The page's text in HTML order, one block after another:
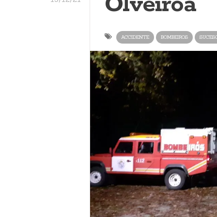
ACCIDENTE BOMBEIROS